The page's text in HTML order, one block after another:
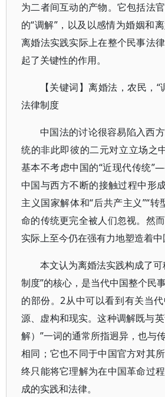
为二者间互动的产物。它包括法
的“调解”，以及以感情为婚姻和
离婚法实践实际上在整个民事法
起了关键性的作用。
【关键词】离婚法，农民，
法律制度
中国法的讨论很容易陷入西
统的非此即彼的二元对立立场之
基本不考虑中国的“近现代传统
中国与西方不断的接触过程中形
主义国家解体和“后共产主义”“转
命的传统更完全被人们忽视。然
实际上至今仍在强有力地塑造着中
本文认为离婚法实践构成了
制度”的核心，是当代中国整个民
的部份。2从中可以看到有关当
源、虚构和现实。这种调解既与
解）”一词的通常所指迥异，也与
相同；它也不同于中国官方对其
终只能将它理解为在中国革命过
成的实践和法律。